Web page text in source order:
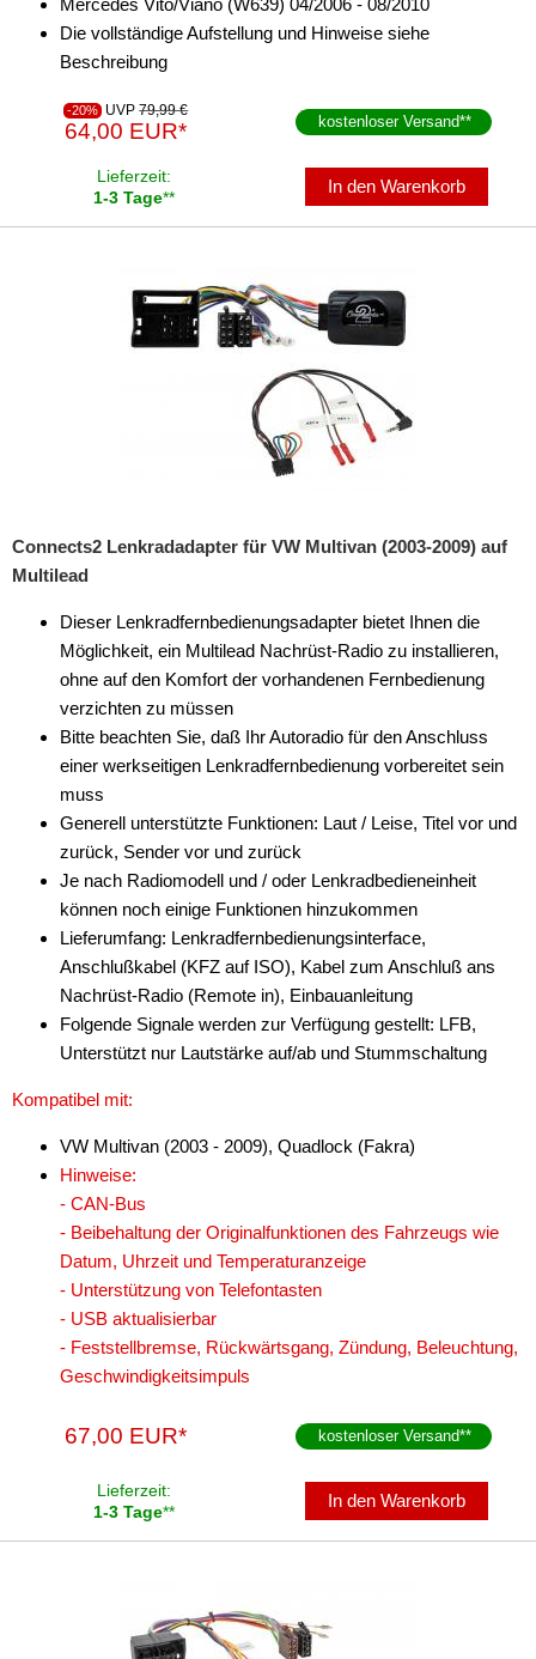
für VW
alle Signale
alle Signale + LFB
Axion
China HU
Clarion
Kienzle
Multilead
Sony
VDO
XZent
Zenec
Tachosignal
Zündungssignal
Universal
Cinch-Kabel
DAB+
Entriegelung
Entstörmaterial
Ersatzteile
Fahrzeughalter
Freischaltmodule
Freisprechadapter
Frequenzweichen
Mercedes Vito/Viano (W639) 04/2006 - 08/2010
Die vollständige Aufstellung und Hinweise siehe
Beschreibung
-20% UVP 79,99 €
64,00 EUR* kostenloser Versand**
Lieferzeit:
1-3 Tage**
In den Warenkorb
Connects2 Lenkradadapter für VW Multivan (2003-2009) auf
Multilead
Dieser Lenkradfernbedienungsadapter bietet Ihnen die
Möglichkeit, ein Multilead Nachrüst-Radio zu installieren,
ohne auf den Komfort der vorhandenen Fernbedienung
verzichten zu müssen
Bitte beachten Sie, daß Ihr Autoradio für den Anschluss
einer werkseitigen Lenkradfernbedienung vorbereitet sein
muss
Generell unterstützte Funktionen: Laut / Leise, Titel vor und
zurück, Sender vor und zurück
Je nach Radiomodell und / oder Lenkradbedieneinheit
können noch einige Funktionen hinzukommen
Lieferumfang: Lenkradfernbedienungsinterface,
Anschlußkabel (KFZ auf ISO), Kabel zum Anschluß ans
Nachrüst-Radio (Remote in), Einbauanleitung
Folgende Signale werden zur Verfügung gestellt: LFB,
Unterstützt nur Lautstärke auf/ab und Stummschaltung
Kompatibel mit:
VW Multivan (2003 - 2009), Quadlock (Fakra)
Hinweise:
- CAN-Bus
- Beibehaltung der Originalfunktionen des Fahrzeugs wie
Datum, Uhrzeit und Temperaturanzeige
- Unterstützung von Telefontasten
- USB aktualisierbar
- Feststellbremse, Rückwärtsgang, Zündung, Beleuchtung,
Geschwindigkeitsimpuls
67,00 EUR* kostenloser Versand**
Lieferzeit:
1-3 Tage**
In den Warenkorb